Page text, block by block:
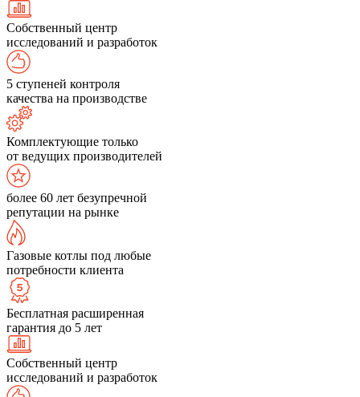
Собственный центр
исследований и разработок
5 ступеней контроля
качества на производстве
Комплектующие только
от ведущих производителей
более 60 лет безупречной
репутации на рынке
Газовые котлы под любые
потребности клиента
Бесплатная расширенная
гарантия до 5 лет
Собственный центр
исследований и разработок